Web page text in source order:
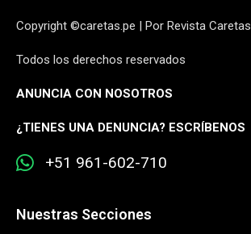
Copyright ©caretas.pe | Por Revista Caretas
Todos los derechos reservados
ANUNCIA CON NOSOTROS
¿TIENES UNA DENUNCIA? ESCRÍBENOS
+51 961-602-710
Nuestras Secciones